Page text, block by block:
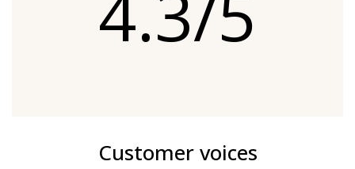
Customer voices